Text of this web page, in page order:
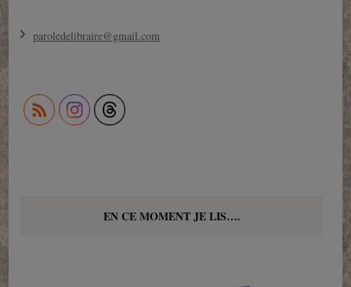
paroledelibraire@gmail.com
EN CE MOMENT JE LIS….